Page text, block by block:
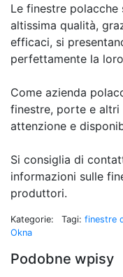
Le finestre
altissima qualità,
efficaci, si
perfettamente la
Come azienda
finestre, porte e
attenzione e
Si consiglia di
informazioni sulle
produttori.
Kategorie:
Okna
Tagi: finestre
Podobne wpisy